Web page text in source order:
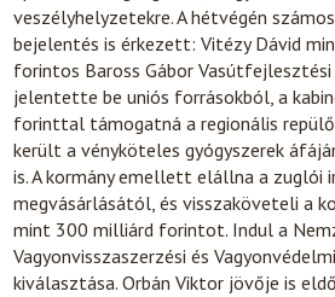
veszélyhelyzetekre. A hétvégén
bejelentés is érkezett: Vitézy Dávid
forintos Baross Gábor
jelentette be uniós forrásokból, a
forinttal támogatná a regionális
került a vényköteles gyógyszerek
is. A kormány emellett elállna a zuglói
megvásárlásától, és visszaköveteli a
mint 300 milliárd forintot. Indul a
Vagyonvisszaszerzési és
kiválasztása. Orbán Viktor jövője is